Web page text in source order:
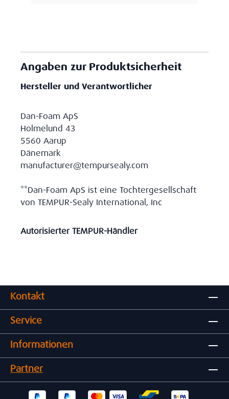
Angaben zur Produktsicherheit
Hersteller und Verantwortlicher
Dan-Foam ApS
Holmelund 43
5560 Aarup
Dänemark
manufacturer@tempursealy.com
**Dan-Foam ApS ist eine Tochtergesellschaft
von TEMPUR-Sealy International, Inc
Autorisierter TEMPUR-Händler
Kontakt
Service
Informationen
Partner